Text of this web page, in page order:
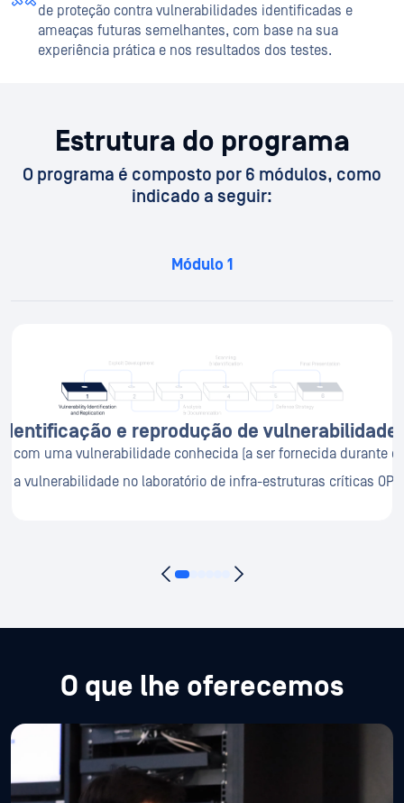
de proteção contra vulnerabilidades identificadas e
ameaças futuras semelhantes, com base na sua
experiência prática e nos resultados dos testes.
Estrutura do programa
O programa é composto por 6 módulos, como
indicado a seguir:
e
Módulo 1
e reprodução de
com uma vulnerabilidade conhecida (a ser fornecida durante o
a vulnerabilidade no laboratório de infra-estruturas críticas
O que lhe oferecemos